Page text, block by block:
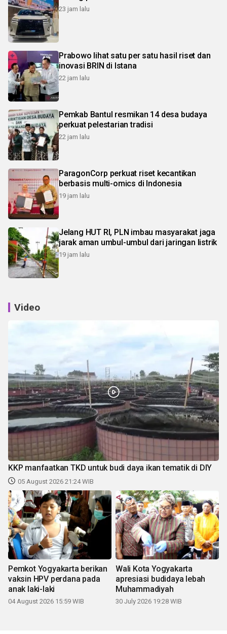
23 jam lalu
Prabowo lihat satu per satu hasil riset dan
inovasi BRIN di Istana
22 jam lalu
Pemkab Bantul resmikan 14 desa budaya
perkuat pelestarian tradisi
22 jam lalu
ParagonCorp perkuat riset kecantikan
berbasis multi-omics di Indonesia
19 jam lalu
Jelang HUT RI, PLN imbau masyarakat jaga
jarak aman umbul-umbul dari jaringan listrik
19 jam lalu
Video
KKP manfaatkan TKD untuk budi daya ikan tematik di DIY
05 August 2026 21:24 WIB
Pemkot Yogyakarta berikan
vaksin HPV perdana pada
anak laki-laki
04 August 2026 15:59 WIB
Wali Kota Yogyakarta
apresiasi budidaya lebah
Muhammadiyah
30 July 2026 19:28 WIB